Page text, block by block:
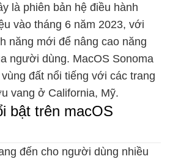
là phiên bản hệ điều hành
vào tháng 6 năm 2023, với
năng mới để nâng cao năng
người dùng. MacOS Sonoma
đất nổi tiếng với các trang
vang ở California, Mỹ.
bật trên macOS
đến cho người dùng nhiều